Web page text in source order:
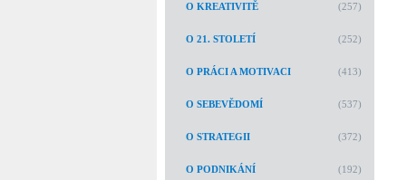
O KREATIVITĚ (257)
O 21. STOLETÍ (252)
O PRÁCI A MOTIVACI (413)
O SEBEVĚDOMÍ (537)
O STRATEGII (372)
O PODNIKÁNÍ (192)